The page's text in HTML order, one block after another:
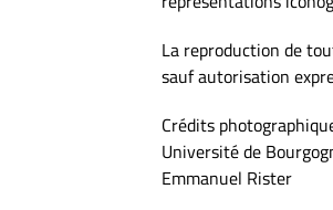
La reproduction de
sauf autorisation
Crédits
Université de
Emmanuel Rister